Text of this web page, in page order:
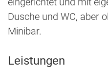
Dusche und WC, aber
Minibar.
Leistungen